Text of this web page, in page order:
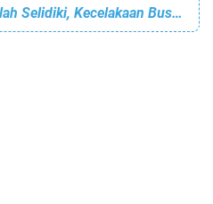
Polres Lampung Barat Telah Selidiki, Kecelakaan Bus Yang Merenggut Nyawa